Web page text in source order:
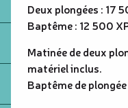
Deux plongées : 17
Baptême : 12 500
Matinée de deux
matériel inclus.
Baptême de